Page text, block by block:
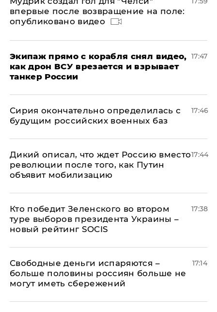
впервые после возвращение на поле:
опубликовано видео
Экипаж прямо с корабля снял видео,
как дрон ВСУ врезается и взрывает
танкер России
17:47
Сирия окончательно определилась с
будущим российских военных баз
17:46
Дикий описал, что ждет Россию вместо
революции после того, как Путин
объявит мобилизацию
17:44
Кто победит Зеленского во втором
туре выборов президента Украины –
новый рейтинг SOCIS
17:38
Свободные деньги испаряются –
больше половины россиян больше не
могут иметь сбережений
17:14